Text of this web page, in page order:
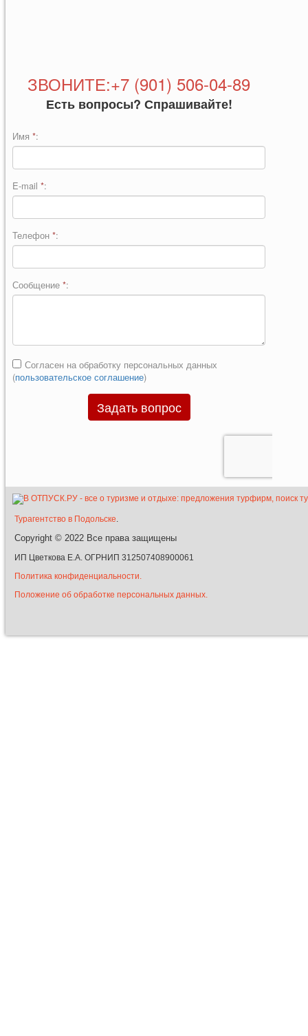
Турагентство в Подольске.
Copyright © 2022 Все права защищены
ИП Цветкова Е.А. ОГРНИП 312507408900061
Политика конфиденциальности.
Положение об обработке персональных данных.